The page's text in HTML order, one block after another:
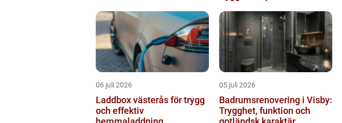
06 juli 2026
Laddbox västerås för trygg
och effektiv
05 juli 2026
Badrumsrenovering i Visby:
Trygghet, funktion och